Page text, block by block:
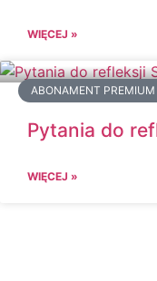
WIĘCEJ »
ABONAMENT PREMIUM
Pytania do
WIĘCEJ »